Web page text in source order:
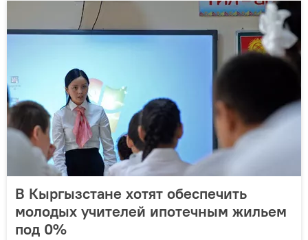
В Кыргызстане хотят обеспечить
молодых учителей ипотечным жильем
под 0%